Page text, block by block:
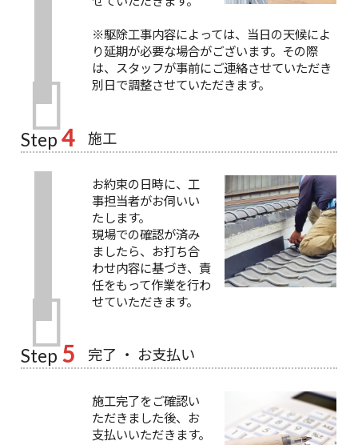
※駆除工事内容によっては、当日の天候によ
り延期が必要な場合がございます。その際
は、スタッフが事前にご連絡させていただき
別日で調整させていただきます。
Step 4 施工
お約束の日時に、工
事担当者がお伺いい
たします。
現場での確認が済み
ましたら、お打ち合
わせ内容に基づき、責
任をもって作業を行わ
せていただきます。
Step 5 完了 ・ お支払い
施工完了をご確認い
ただきました後、お
支払いいただきます。